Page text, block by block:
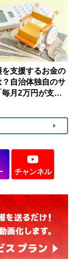
支援するお金の
自治体独自のサ
毎月2万円が支給
ースも【FP解
チャンネル